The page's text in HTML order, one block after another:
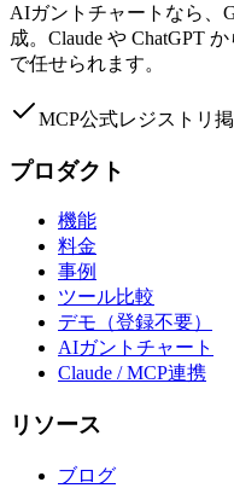
AIガントチャートなら、
成。Claude や ChatGPT
で任せられます。
MCP公式レジストリ
プロダクト
機能
料金
事例
ツール比較
デモ（登録不要）
AIガントチャート
Claude / MCP連携
リソース
ブログ